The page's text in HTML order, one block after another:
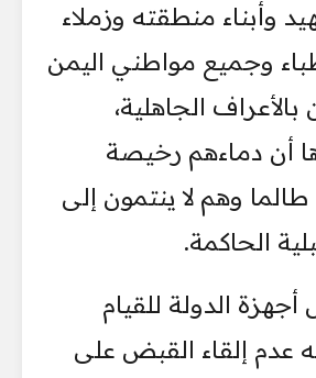
وأبناء منطقته وزملاء
وجميع مواطني اليمن
الجاهلية،
أن دماءهم رخيصة
وهم لا ينتمون إلى
الحاكمة.
الدولة للقيام
عدم إلقاء القبض على